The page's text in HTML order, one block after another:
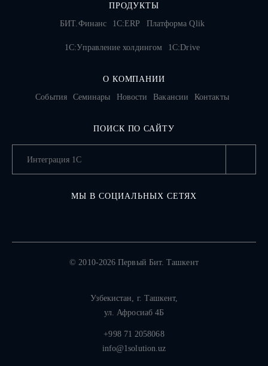
ПРОДУКТЫ
БИТ.Финанс
1С:ERP Платформа Qlik
1С:Управление холдингом 1C:Drive
О КОМПАНИИ
События
Семинары Новости Вакансии Контакты
ПОИСК ПО САЙТУ
МЫ В СОЦИАЛЬНЫХ СЕТЯХ
© 2010-2026 Первый Бит. Ташкент
Узбекистан, г. Ташкент,
ул. Афросиаб 4Б
+998 71 2058068
info@1solution.uz